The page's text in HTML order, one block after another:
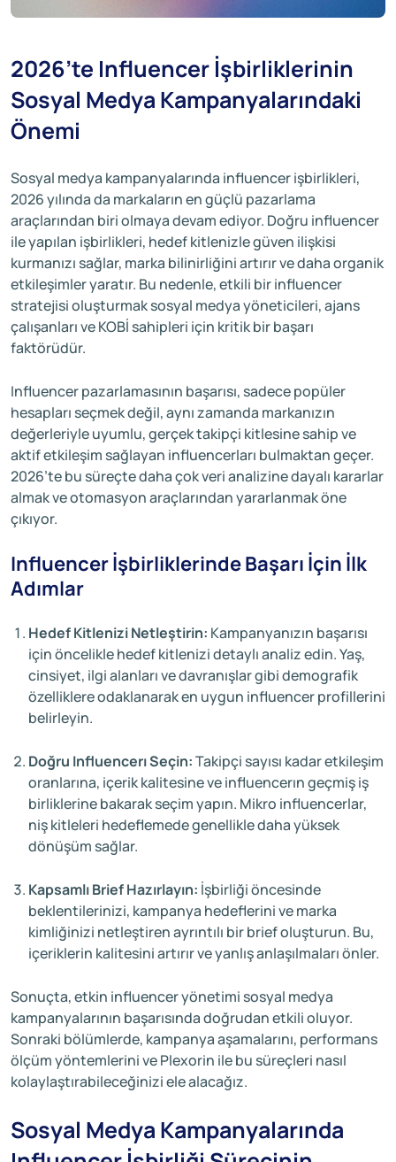
2026’te Influencer İşbirliklerinin
Sosyal Medya Kampanyalarındaki
Önemi
Sosyal medya kampanyalarında influencer işbirlikleri,
2026 yılında da markaların en güçlü pazarlama
araçlarından biri olmaya devam ediyor. Doğru influencer
ile yapılan işbirlikleri, hedef kitlenizle güven ilişkisi
kurmanızı sağlar, marka bilinirliğini artırır ve daha organik
etkileşimler yaratır. Bu nedenle, etkili bir influencer
stratejisi oluşturmak sosyal medya yöneticileri, ajans
çalışanları ve KOBİ sahipleri için kritik bir başarı
faktörüdür.
Influencer pazarlamasının başarısı, sadece popüler
hesapları seçmek değil, aynı zamanda markanızın
değerleriyle uyumlu, gerçek takipçi kitlesine sahip ve
aktif etkileşim sağlayan influencerları bulmaktan geçer.
2026’te bu süreçte daha çok veri analizine dayalı kararlar
almak ve otomasyon araçlarından yararlanmak öne
çıkıyor.
Influencer İşbirliklerinde Başarı İçin İlk
Adımlar
Hedef Kitlenizi Netleştirin: Kampanyanızın başarısı
için öncelikle hedef kitlenizi detaylı analiz edin. Yaş,
cinsiyet, ilgi alanları ve davranışlar gibi demografik
özelliklere odaklanarak en uygun influencer profillerini
belirleyin.
Doğru Influencerı Seçin:Takipçi sayısı kadar etkileşim
oranlarına, içerik kalitesine ve influencerın geçmiş iş
birliklerine bakarak seçim yapın. Mikro influencerlar,
niş kitleleri hedeflemede genellikle daha yüksek
dönüşüm sağlar.
Kapsamlı Brief Hazırlayın: İşbirliği öncesinde
beklentilerinizi, kampanya hedeflerini ve marka
kimliğinizi netleştiren ayrıntılı bir brief oluşturun. Bu,
içeriklerin kalitesini artırır ve yanlış anlaşılmaları önler.
Sonuçta, etkin influencer yönetimi sosyal medya
kampanyalarının başarısında doğrudan etkili oluyor.
Sonraki bölümlerde, kampanya aşamalarını, performans
ölçüm yöntemlerini ve Plexorin ile bu süreçleri nasıl
kolaylaştırabileceğinizi ele alacağız.
Sosyal Medya Kampanyalarında